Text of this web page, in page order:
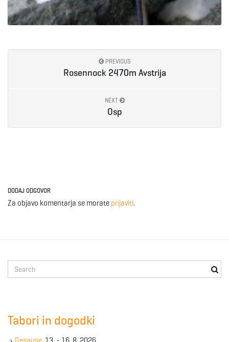
PREVIOUS
Rosennock 2470m Avstrija
NEXT
Osp
DODAJ ODGOVOR
Za objavo komentarja se morate prijaviti.
e
Tabori in dogodki